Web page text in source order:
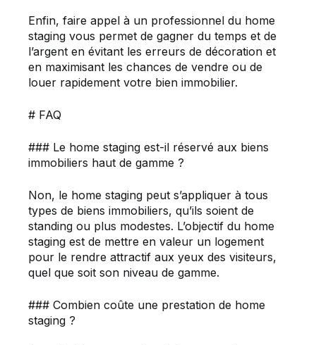
Enfin, faire appel à un professionnel du home
staging vous permet de gagner du temps et de
l’argent en évitant les erreurs de décoration et
en maximisant les chances de vendre ou de
louer rapidement votre bien immobilier.
# FAQ
### Le home staging est-il réservé aux biens
immobiliers haut de gamme ?
Non, le home staging peut s’appliquer à tous
types de biens immobiliers, qu’ils soient de
standing ou plus modestes. L’objectif du home
staging est de mettre en valeur un logement
pour le rendre attractif aux yeux des visiteurs,
quel que soit son niveau de gamme.
### Combien coûte une prestation de home
staging ?